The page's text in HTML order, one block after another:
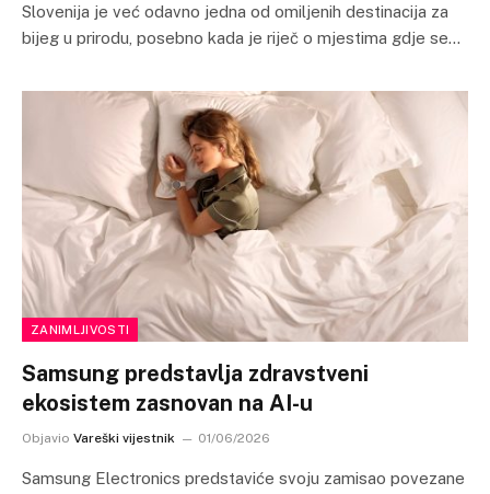
Slovenija je već odavno jedna od omiljenih destinacija za
bijeg u prirodu, posebno kada je riječ o mjestima gdje se…
ZANIMLJIVOSTI
Samsung predstavlja zdravstveni
ekosistem zasnovan na AI-u
Objavio Vareški vijestnik 01/06/2026
Samsung Electronics predstaviće svoju zamisao povezane